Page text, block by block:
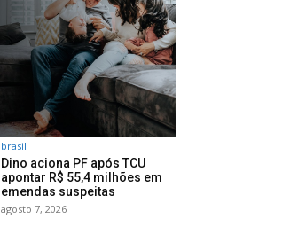
brasil
Dino aciona PF após TCU
apontar R$ 55,4 milhões em
emendas suspeitas
agosto 7, 2026